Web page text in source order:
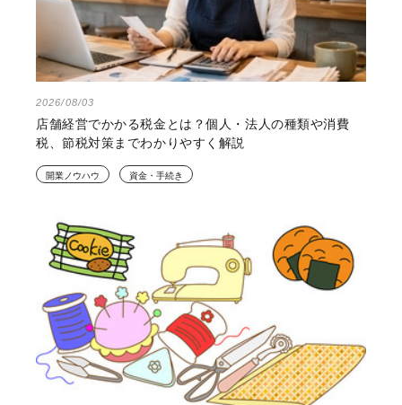
2026/08/03
店舗経営でかかる税金とは？個人・法人の種類や消費
税、節税対策までわかりやすく解説
開業ノウハウ 資金・手続き